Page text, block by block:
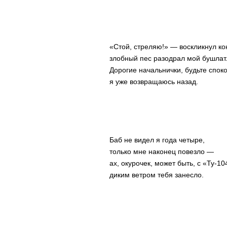
«Стой, стреляю!» — воскликнул
злобный пес разодрал мой бушлат.
Дорогие начальнички, будьте
я уже возвращаюсь назад.
Баб не видел я года четыре,
только мне наконец повезло —
ах, окурочек, может быть, с «Ту-
диким ветром тебя занесло.